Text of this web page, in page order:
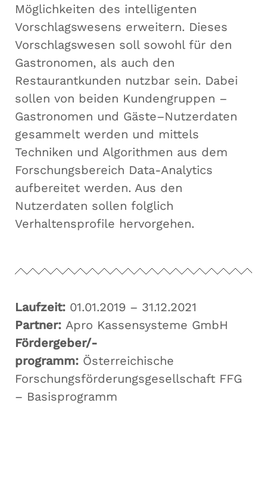
Möglichkeiten des intelligenten
Vorschlagswesens erweitern. Dieses
Vorschlagswesen soll sowohl für den
Gastronomen, als auch den
Restaurantkunden nutzbar sein. Dabei
sollen von beiden Kundengruppen –
Gastronomen und Gäste–Nutzerdaten
gesammelt werden und mittels
Techniken und Algorithmen aus dem
Forschungsbereich Data-Analytics
aufbereitet werden. Aus den
Nutzerdaten sollen folglich
Verhaltensprofile hervorgehen.
Laufzeit: 01.01.2019 – 31.12.2021
Partner: Apro Kassensysteme GmbH
Fördergeber/-
programm: Österreichische
Forschungsförderungsgesellschaft FFG
– Basisprogramm